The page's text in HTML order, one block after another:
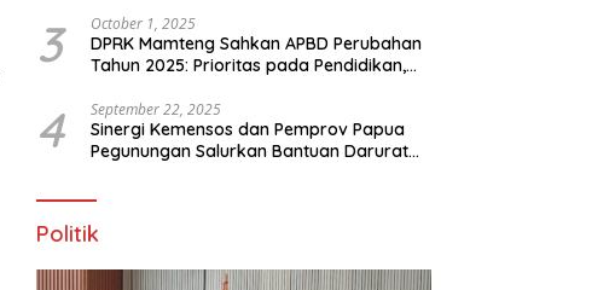
3 October 1, 2025
DPRK Mamteng Sahkan APBD Perubahan
Tahun 2025: Prioritas pada Pendidikan,
4 September 22, 2025
Sinergi Kemensos dan Pemprov Papua
Pegunungan Salurkan Bantuan Darurat
Politik